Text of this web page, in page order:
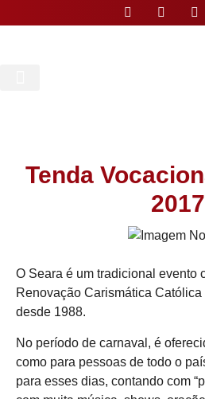
Tenda
2017
O Seara é um tradicional evento
Renovação Carismática
desde 1988.
No período de carnaval, é
como para pessoas de todo o
para esses dias, contando com